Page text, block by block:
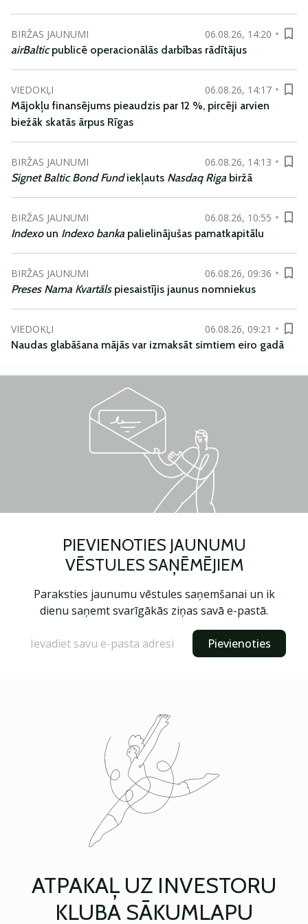
BIRŽAS JAUNUMI
06.08.26, 14:20
airBalticpublicē operacionālās darbības rādītājus
VIEDOKĻI
06.08.26, 14:17
Mājokļu finansējums pieaudzis par 12 %, pircēji arvien
biežāk skatās ārpus Rīgas
BIRŽAS JAUNUMI
06.08.26, 14:13
Signet Baltic Bond Fundiekļauts Nasdaq Riga biržā
BIRŽAS JAUNUMI
06.08.26, 10:55
Indexoun Indexo banka palielinājušas pamatkapitālu
BIRŽAS JAUNUMI
06.08.26, 09:36
Preses Nama Kvartāls piesaistījis jaunus nomniekus
VIEDOKĻI
06.08.26, 09:21
Naudas glabāšana mājās var izmaksāt simtiem eiro gadā
PIEVIENOTIES JAUNUMU
VĒSTULES SAŅĒMĒJIEM
Paraksties jaunumu vēstules saņemšanai un ik
dienu saņemt svarīgākās ziņas savā e-pastā.
Pievienoties
ATPAKAĻ UZ INVESTORU
KLUBA SĀKUMLAPU